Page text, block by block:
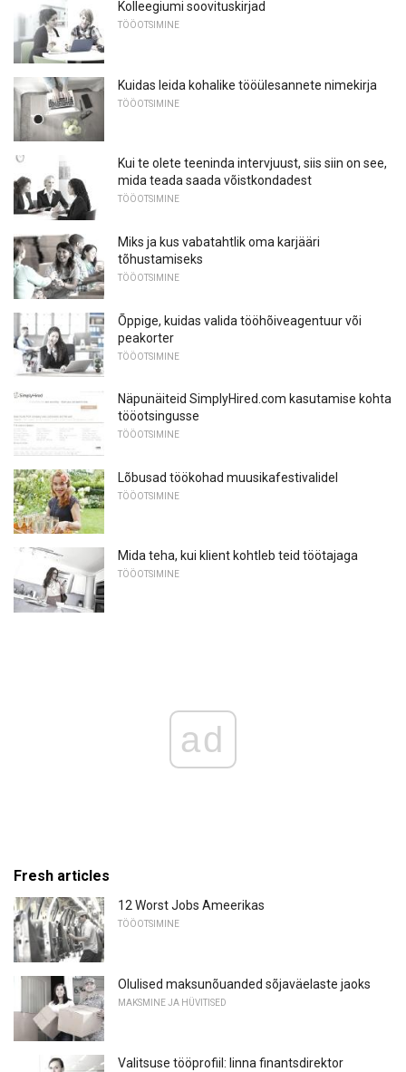
Kolleegiumi soovituskirjad
TÖÖOTSIMINE
Kuidas leida kohalike tööülesannete nimekirja
TÖÖOTSIMINE
Kui te olete teeninda intervjuust, siis siin on see,
mida teada saada võistkondadest
TÖÖOTSIMINE
Miks ja kus vabatahtlik oma karjääri
tõhustamiseks
TÖÖOTSIMINE
Õppige, kuidas valida tööhõiveagentuur või
peakorter
TÖÖOTSIMINE
Näpunäiteid SimplyHired.com kasutamise kohta
tööotsingusse
TÖÖOTSIMINE
Lõbusad töökohad muusikafestivalidel
TÖÖOTSIMINE
Mida teha, kui klient kohtleb teid töötajaga
TÖÖOTSIMINE
ad
Fresh articles
12 Worst Jobs Ameerikas
TÖÖOTSIMINE
Olulised maksunõuanded sõjaväelaste jaoks
MAKSMINE JA HÜVITISED
Valitsuse tööprofiil: linna finantsdirektor